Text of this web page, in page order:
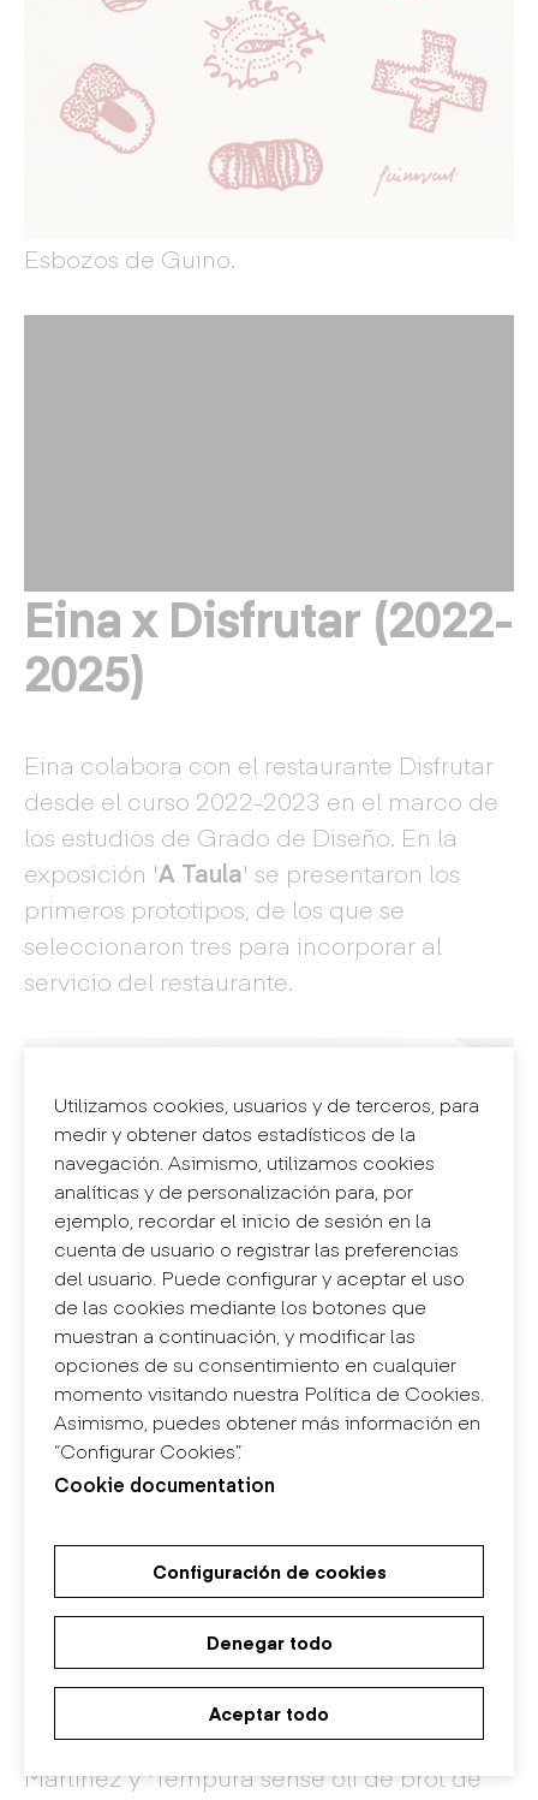
Esbozos de Guino.
Eina x Disfrutar (2022-
2025)
Eina colabora con el restaurante Disfrutar
desde el curso 2022-2023 en el marco de
los estudios de Grado de Diseño. En la
exposición 'A Taula' se presentaron los
primeros prototipos, de los que se
seleccionaron tres para incorporar al
servicio del restaurante.
'Ametlla, ametllat i ametlló' de Maria
Serrallonga, 'Bombolles sòlides de
mantega fumada amb caviar' de Eduard
Martínez y 'Tempura sense oli de brot de
Utilizamos cookies, usuarios y de terceros, para
medir y obtener datos estadísticos de la
navegación. Asimismo, utilizamos cookies
analíticas y de personalización para, por
ejemplo, recordar el inicio de sesión en la
cuenta de usuario o registrar las preferencias
del usuario. Puede configurar y aceptar el uso
de las cookies mediante los botones que
muestran a continuación, y modificar las
opciones de su consentimiento en cualquier
momento visitando nuestra Política de Cookies.
Asimismo, puedes obtener más información en
“Configurar Cookies”.
Cookie documentation
Configuración de cookies
Denegar todo
Aceptar todo